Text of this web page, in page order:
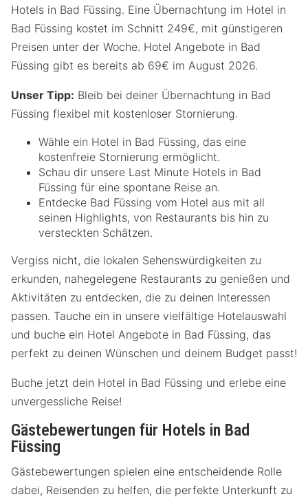
Hotels in Bad Füssing. Eine Übernachtung im Hotel in
Bad Füssing kostet im Schnitt 249€, mit günstigeren
Preisen unter der Woche. Hotel Angebote in Bad
Füssing gibt es bereits ab 69€ im August 2026.
Unser Tipp: Bleib bei deiner Übernachtung in Bad
Füssing flexibel mit kostenloser Stornierung.
Wähle ein Hotel in Bad Füssing, das eine
kostenfreie Stornierung ermöglicht.
Schau dir unsere Last Minute Hotels in Bad
Füssing für eine spontane Reise an.
Entdecke Bad Füssing vom Hotel aus mit all
seinen Highlights, von Restaurants bis hin zu
versteckten Schätzen.
Vergiss nicht, die lokalen Sehenswürdigkeiten zu
erkunden, nahegelegene Restaurants zu genießen und
Aktivitäten zu entdecken, die zu deinen Interessen
passen. Tauche ein in unsere vielfältige Hotelauswahl
und buche ein Hotel Angebote in Bad Füssing, das
perfekt zu deinen Wünschen und deinem Budget passt!
Buche jetzt dein Hotel in Bad Füssing und erlebe eine
unvergessliche Reise!
Gästebewertungen für Hotels in Bad
Füssing
Gästebewertungen spielen eine entscheidende Rolle
dabei, Reisenden zu helfen, die perfekte Unterkunft zu